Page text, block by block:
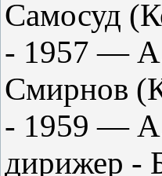
Самосуд
- 1957 —
Смирнов
- 1959 —
дирижер -